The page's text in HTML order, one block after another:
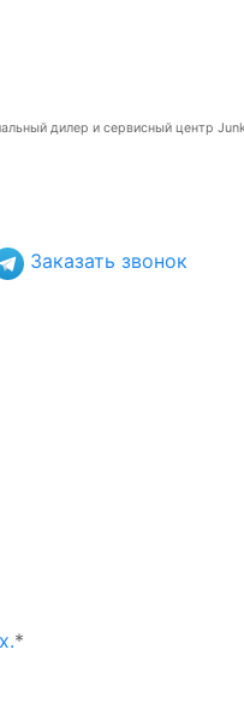
дилер и сервисный центр
Заказать звонок
*